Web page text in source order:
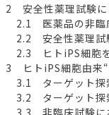
2 安全性薬理試験に
2.1 医薬品の非臨
2.2 安全性薬理試
2.3 ヒトiPS細胞を
3 ヒトiPS細胞由来“
3.1 ターゲット探
3.2 ターゲット探